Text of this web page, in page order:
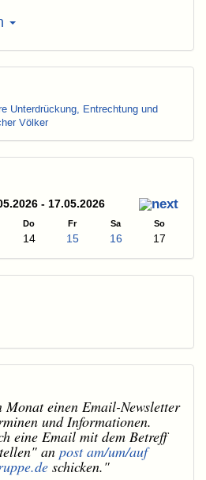
Unterdrückung, Entrechtung und
Völker
- 17.05.2026
Do Fr Sa So
14 15 16 17
Monat einen Email-Newsletter
und Informationen.
eine Email mit dem Betreff
an post am/um/auf
schicken."